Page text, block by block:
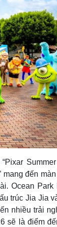
mang đến
Ocean Park
trúc Jia Jia
nhiều trải
sẽ là điểm